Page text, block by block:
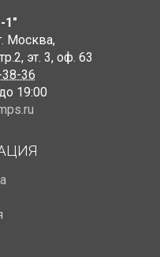
1"
Москва,
, эт. 3, оф. 63
36
19:00